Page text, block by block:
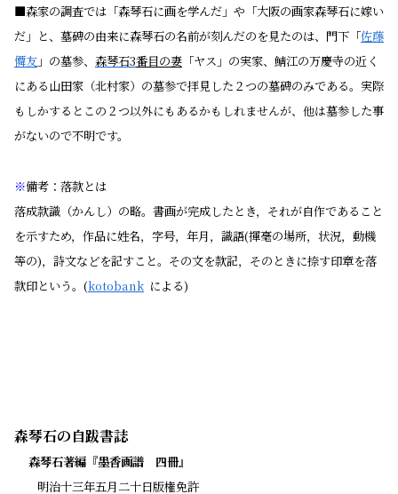
■森家の調査では「森琴石に画を学んだ」や「大阪の画家森琴石に嫁い
だ」と、墓碑の由来に森琴石の名前が刻んだのを見たのは、門下「佐藤
僲友 」の墓参、 森琴石3番目の妻 「ヤス」の実家、鯖江の万慶寺の近く
にある山田家（北村家）の墓参で拝見した２つの墓碑のみである。実際
もしかするとこの２つ以外にもあるかもしれませんが、他は墓参した事
がないので不明です。
※備考：落款とは
落成款識 （かんし）の略。 書画が完成したとき，それが自作であること
を示すため， 作品に姓名，字号， 年月， 識語(揮毫の場所， 状況， 動機
等の)， 詩文などを記すこと。その文を款記，そのときに捺す印章を落
款印という。(kotobank による)
森琴石の自跋書誌
森琴石著編『墨香画譜 四冊』
明治十三年五月二十日版権免許